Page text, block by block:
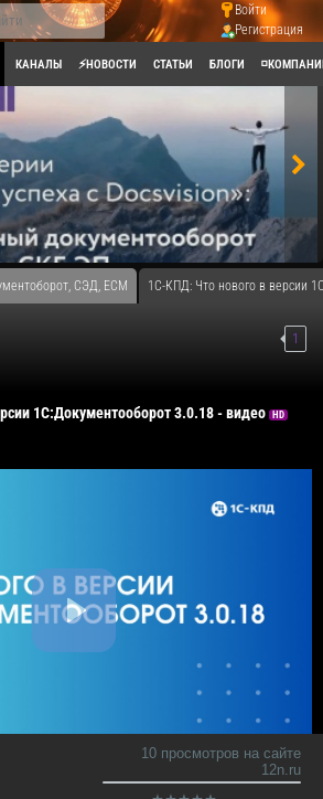
Войти
Регистрация
КАНАЛЫ ⚡НОВОСТИ СТАТЬИ БЛОГИ
СЭД, ECM 1С-КПД: Что нового в версии
1
1С:Документооборот 3.0.18 - видео HD
10 просмотров на сайте
12n.ru